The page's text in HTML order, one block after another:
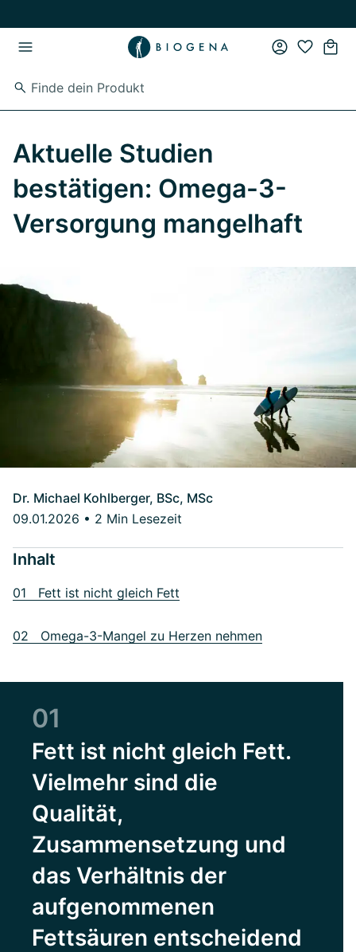
Aktuelle Studien
bestätigen: Omega-3-
Versorgung mangelhaft
Dr. Michael Kohlberger, BSc, MSc
09.01.2026 • 2 Min Lesezeit
Inhalt
01 Fett ist nicht gleich Fett
02 Omega-3-Mangel zu Herzen nehmen
01
Fett ist nicht gleich Fett.
Vielmehr sind die
Qualität,
Zusammensetzung und
das Verhältnis der
aufgenommenen
Fettsäuren entscheidend